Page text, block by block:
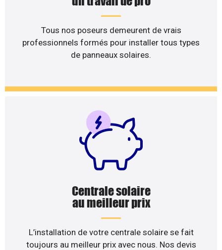
Tous nos poseurs demeurent de vrais
professionnels formés pour installer tous types
de panneaux solaires.
Centrale solaire
au meilleur prix
L’installation de votre centrale solaire se fait
toujours au meilleur prix avec nous. Nos devis